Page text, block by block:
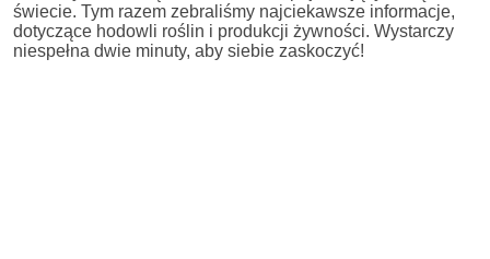
świecie. Tym razem zebraliśmy najciekawsze informacje,
dotyczące hodowli roślin i produkcji żywności. Wystarczy
niespełna dwie minuty, aby siebie zaskoczyć!